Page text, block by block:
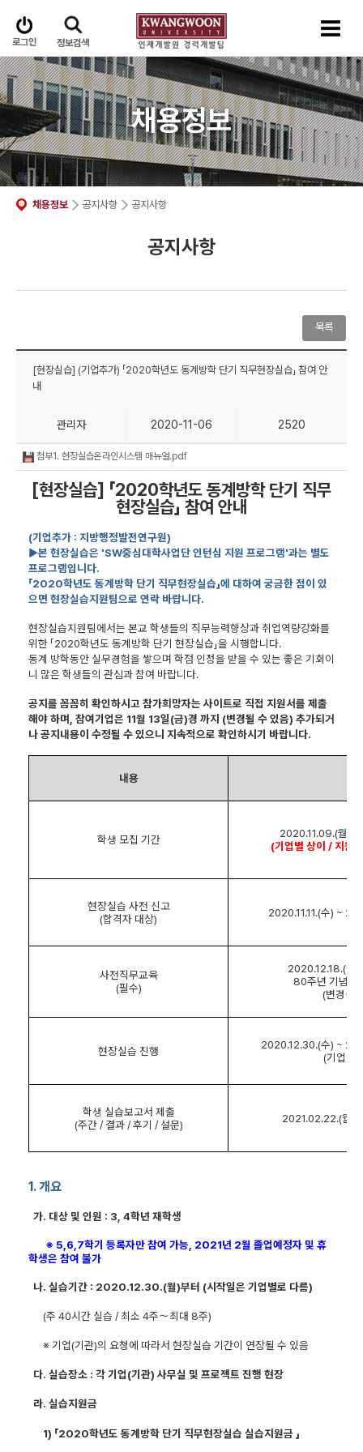
로그인 정보검색
채용정보
채용정보 공지사항 공지사항
공지사항
목록
[현장실습] (기업추가) 「2020학년도 동계방학 단기 직무현장실습」 참여 안
내
관리자 2020-11-06 2520
첨부1. 현장실습온라인시스템 매뉴얼.pdf
[현장실습] 「2020학년도 동계방학 단기 직무
현장실습」 참여 안내
(기업추가 : 지방행정발전연구원)
▶본 현장실습은 'SW중심대학사업단 인턴십 지원 프로그램'과는 별도
프로그램입니다.
「2020학년도 동계방학 단기 직무현장실습」에 대하여 궁금한 점이 있
으면 현장실습지원팀으로 연락 바랍니다.
현장실습지원팀에서는 본교 학생들의 직무능력향상과 취업역량강화를
위한 「2020학년도 동계방학 단기 현장실습」을 시행합니다.
동계 방학동안 실무경험을 쌓으며 학점 인정을 받을 수 있는 좋은 기회이
니 많은 학생들의 관심과 참여 바랍니다.
공지를 꼼꼼히 확인하시고 참가희망자는 사이트로 직접 지원서를 제출
해야 하며 참여기업은 11월 13일(금)경 까지 (변경될 수 있음) 추가되거
나 공지내용이 수정될 수 있으니 지속적으로 확인하시기 바랍니다.
내용
학생 모집 기간 2020.11.09.(월
(기업별 상이 /지원
현장실습 사전 신고
(합격자 대상) 2020.11.11.(수) ~
사전직무교육
(필수)
2020.12.18.(금
80주년 기념관
(변경될
현장실습 진행 2020.12.30.(수) ~
(기업별
학생 실습보고서 제출
(주간/결과/후기 / 설문) 2021.02.22.(월
1. 개요
가. 대상 및 인원 : 3, 4학년 재학생
※ 5,6,7학기 등록자만 참여 가능 , 2021년 2월 졸업예정자 및 휴
학생은 참여 불가
나. 실습기간 : 2020.12.30.(월)부터 (시작일은 기업별로 다름)
(주 40시간 실습 /최소 4주～최대 8주)
※기업(기관)의 요청에 따라서 현장실습 기간이 연장될 수 있음
다. 실습장소 : 각 기업(기관) 사무실 및 프로젝트 진행 현장
라. 실습지원금
1) 「2020학년도 동계방학 단기 직무현장실습 실습지원금 」